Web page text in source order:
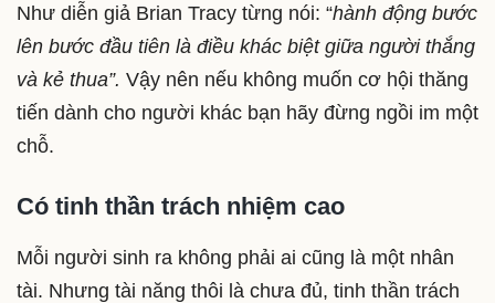
Như diễn giả Brian Tracy từng nói: “hành động bước
lên bước đầu tiên là điều khác biệt giữa người thắng
và kẻ thua”. Vậy nên nếu không muốn cơ hội thăng
tiến dành cho người khác bạn hãy đừng ngồi im một
chỗ.
Có tinh thần trách nhiệm cao
Mỗi người sinh ra không phải ai cũng là một nhân
tài. Nhưng tài năng thôi là chưa đủ, tinh thần trách